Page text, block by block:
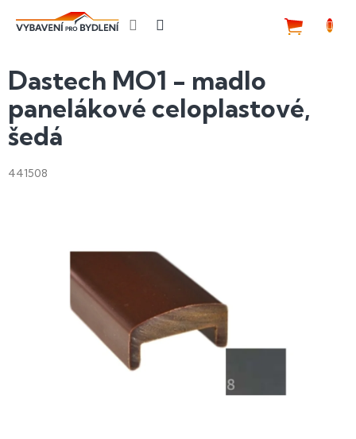
Dastech MO1 - madlo
panelákové celoplastové,
šedá
441508